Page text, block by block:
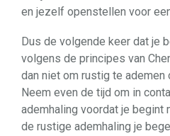
en jezelf openstellen voor
Dus de volgende keer dat je
volgens de principes van
dan niet om rustig te ademen
Neem even de tijd om in
ademhaling voordat je begint
de rustige ademhaling je